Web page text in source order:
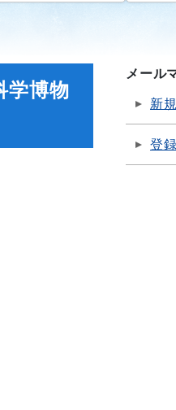
学博物
メール
新
登